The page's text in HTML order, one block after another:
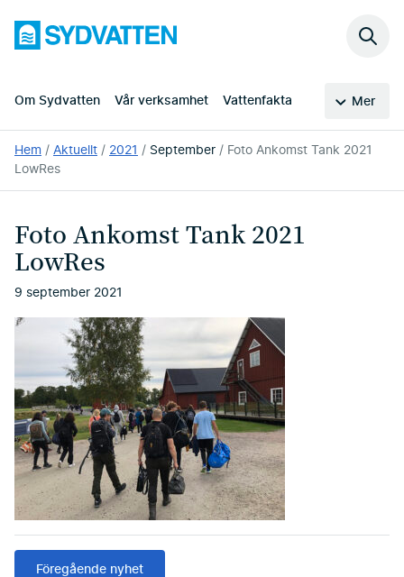
huvudinnehållet
Sydvatten
Om Sydvatten Vår verksamhet Vattenfakta Mer
Sök
Du
är
här:
Hem Aktuellt 2021 September
Foto Ankomst Tank 2021
LowRes
Foto Ankomst Tank 2021
LowRes
9 september 2021
Föregående nyhet